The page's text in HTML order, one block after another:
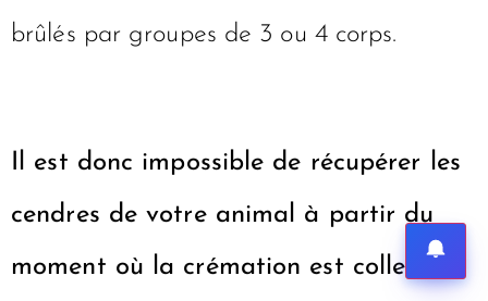
brûlés par groupes de 3 ou 4 corps.
Il est donc impossible de récupérer les
cendres de votre animal à partir du
moment où la crémation est collective